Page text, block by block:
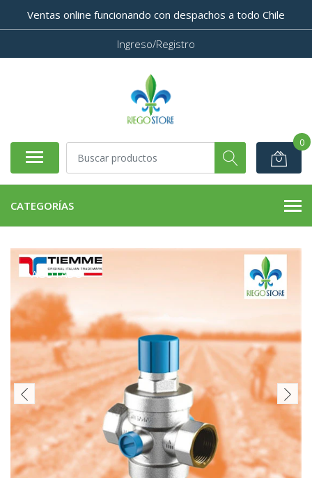
Ventas online funcionando con despachos a todo Chile
Ingreso/Registro
0
CATEGORÍAS
AGOTADO